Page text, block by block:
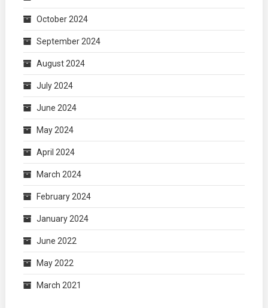
October 2024
September 2024
August 2024
July 2024
June 2024
May 2024
April 2024
March 2024
February 2024
January 2024
June 2022
May 2022
March 2021